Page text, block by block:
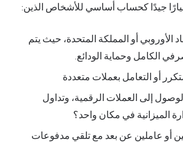
الأوروبي أو المملكة المتحدة، حيث يتم
الكامل وحماية الودائع.
أو التعامل بعملات متعددة
إلى العملات الرقمية، وتداول
الميزانية في مكان واحد؟
أو عاملين عن بعد مع تلقي مدفوعات